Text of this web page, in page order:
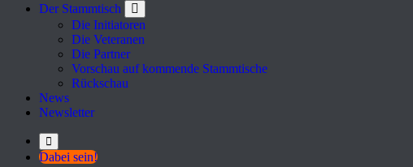
Der Stammtisch
Die Initiatoren
Die Veteranen
Die Partner
Vorschau auf kommende Stammtische
Rückschau
News
Newsletter
Dabei sein!